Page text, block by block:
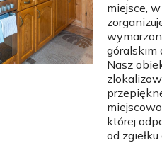
miejsce,
góralskim
Nasz
której
od